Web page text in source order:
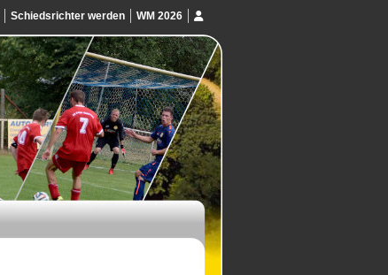
Schiedsrichter werden WM 2026